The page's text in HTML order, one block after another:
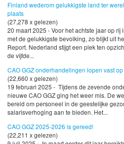
Finland wederom gelukkigste land ter
plaats
(27,278 x gelezen)
20 maart 2025 - Voor het achtste jaar op
met de gelukkigste bevolking, zo blijkt uit
Report. Nederland stijgt een plek ten
de vijfde...
CAO GGZ onderhandelingen lopen vast
(22,660 x gelezen)
19 februari 2025 - Tijdens de zevende
nieuwe CAO GGZ ging het weer mis. De
bereid om personeel in de geestelijke
salarisverhoging aan te bieden. Het...
CAO GGZ 2025-2026 is gereed!
(22,211 x gelezen)